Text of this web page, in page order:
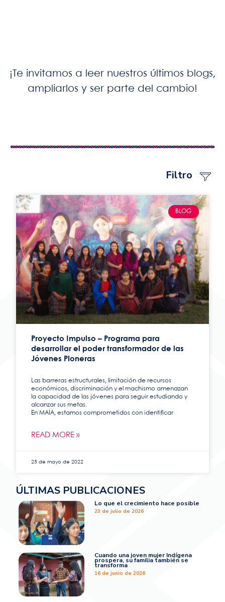
¡Te invitamos a leer nuestros últimos blogs,
ampliarlos y ser parte del cambio!
Filtro
BLOG
Proyecto Impulso – Programa para
desarrollar el poder transformador de las
Jóvenes Pioneras
Las barreras estructurales, limitación de recursos
económicos, discriminación y el machismo amenazan
la capacidad de las jóvenes para seguir estudiando y
alcanzar sus metas.
En MAIA, estamos comprometidos con identificar
READ MORE »
25 de mayo de 2022
ÚLTIMAS PUBLICACIONES
Lo que el crecimiento hace posible
23 de julio de 2026
Cuando una joven mujer Indígena
prospera, su familia también se
transforma
16 de junio de 2026